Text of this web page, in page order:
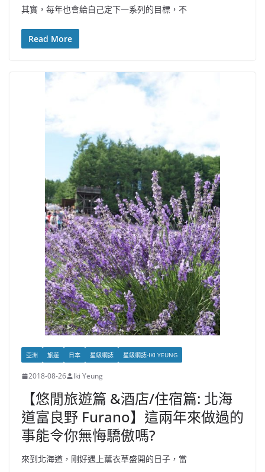
其實，每年也會給自己定下一系列的目標，不
Read More
亞洲 旅遊 日本 星級網誌 星級網誌-IKI YEUNG
2018-08-26 Iki Yeung
【悠閒旅遊篇 &酒店/住宿篇: 北海
道富良野 Furano】這兩年來做過的
事能令你無悔驕傲嗎?
來到北海道，剛好遇上薰衣草盛開的日子，當